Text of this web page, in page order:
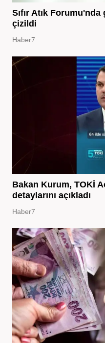
Sıfır Atık
çizildi
Haber7
Bakan Kurum, TOKİ
detaylarını açıkladı
Haber7